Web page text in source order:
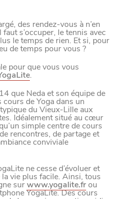
des rendez-vous à n’en
s’occuper, le tennis avec
le temps de rien. Et si, pour
de temps pour vous ?
pour que vous vous
.
que Neda et son équipe de
de Yoga dans un
du Vieux-Lille aux
Idéalement situé au cœur
simple centre de cours
rencontres, de partage et
conviviale
ne cesse d’évoluer et
vie plus facile. Ainsi, tous
surwww.yogalite.frou
YogaLite. Des cours
de
et de vous
possible, nous utilisons
le site aux besoins des
la fréquentation.